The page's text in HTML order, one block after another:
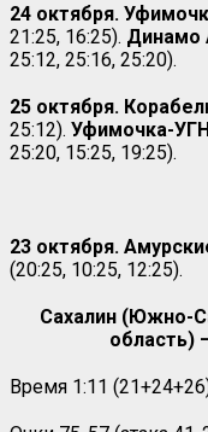
24 октября.
21:25, 16:25). Динамо
25:12, 25:16, 25:20).
25 октября.
25:12). Уфимочка-
25:20, 15:25, 19:25).
23 октября.
(20:25, 10:25, 12:25).
Сахалин (Южно-
область)
Время 1:11